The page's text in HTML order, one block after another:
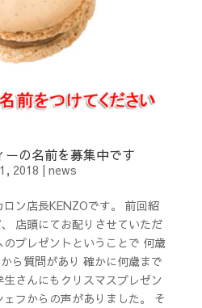
ーの名前を募集中です
2018 | news
ン店長KENZOです。 前回紹
店頭にてお配りさせていただ
プレゼントということで 何歳
ら質問があり 確かに何歳まで
さんにもクリスマスプレゼン
フからの声がありました。 そ